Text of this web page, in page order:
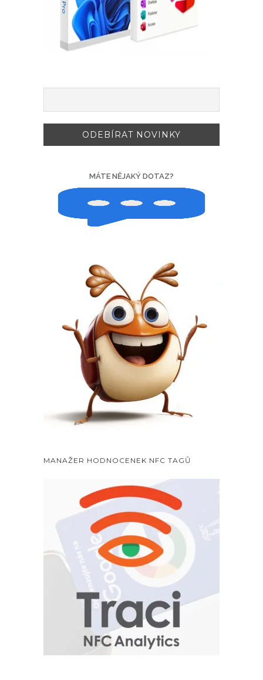
MÁTE NĚJAKÝ DOTAZ?
MANAŽER HODNOCENEK NFC TAGŮ